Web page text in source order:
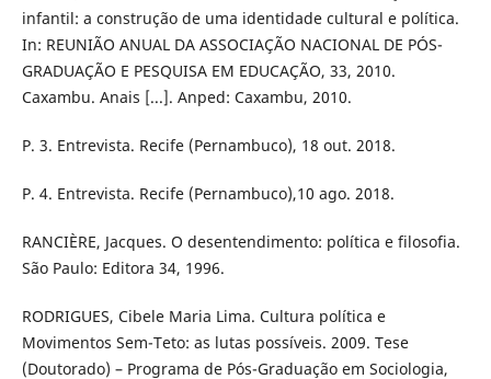
infantil: a construção de uma identidade cultural e política.
In: REUNIÃO ANUAL DA ASSOCIAÇÃO NACIONAL DE PÓS-
GRADUAÇÃO E PESQUISA EM EDUCAÇÃO, 33, 2010.
Caxambu. Anais [...]. Anped: Caxambu, 2010.
P. 3. Entrevista. Recife (Pernambuco), 18 out. 2018.
P. 4. Entrevista. Recife (Pernambuco),10 ago. 2018.
RANCIÈRE, Jacques. O desentendimento: política e filosofia.
São Paulo: Editora 34, 1996.
RODRIGUES, Cibele Maria Lima. Cultura política e
Movimentos Sem-Teto: as lutas possíveis. 2009. Tese
(Doutorado) – Programa de Pós-Graduação em Sociologia,